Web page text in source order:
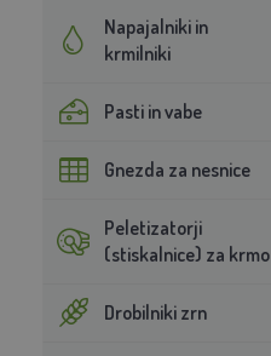
Napajalniki in
krmilniki
Pasti in vabe
Gnezda za nesnice
Peletizatorji
(stiskalnice) za krmo
Drobilniki zrn